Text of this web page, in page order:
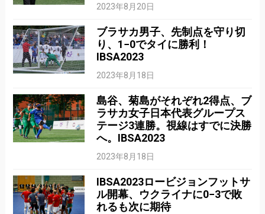
2023年8月20日
ブラサカ男子、先制点を守り切
り、1−0でタイに勝利！
IBSA2023
2023年8月18日
島谷、菊島がそれぞれ2得点、ブ
ラサカ女子日本代表グループス
テージ3連勝。視線はすでに決勝
へ。IBSA2023
2023年8月18日
IBSA2023ロービジョンフットサ
ル開幕、ウクライナに0−3で敗
れるも次に期待